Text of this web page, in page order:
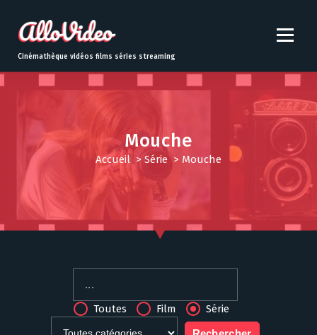
t
o
Cinémathèque vidéos films séries streaming
Mouche
Accueil > Série> Mouche
Toutes Film Série